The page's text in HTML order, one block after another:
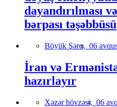
dayandırılması
bərpası təşəbbüsü
Böyük Şərq, 06
İran və
hazırlayır
Xəzər hövzəsi, 06